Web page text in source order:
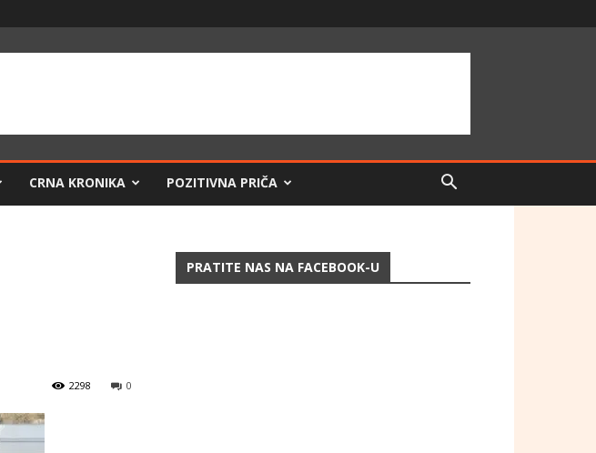
CRNA KRONIKA POZITIVNA PRIČA
0
2298
PRATITE NAS NA FACEBOOK-U